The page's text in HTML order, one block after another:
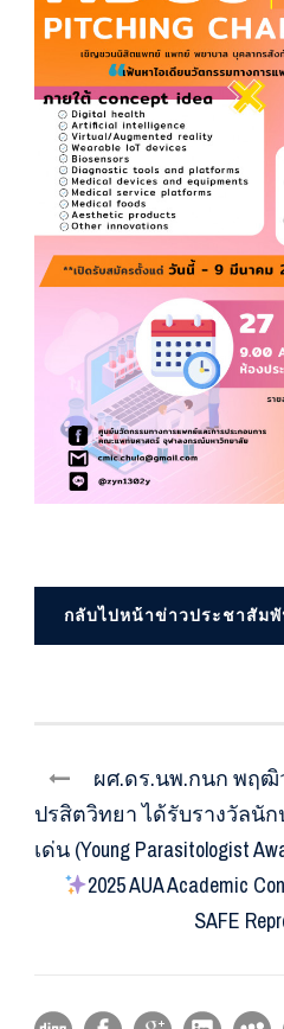
กลับไปหน้าข่าวประชาสัม
ผศ.ดร.นพ.กนก พฤ
ปรสิตวิทยา ได้รับรางวัลนั
เด่น (Young Parasitologist
2025 AUA Academic
SAFE